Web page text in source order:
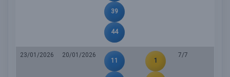
39
44
23/01/2026
20/01/2026
11
1
7/7